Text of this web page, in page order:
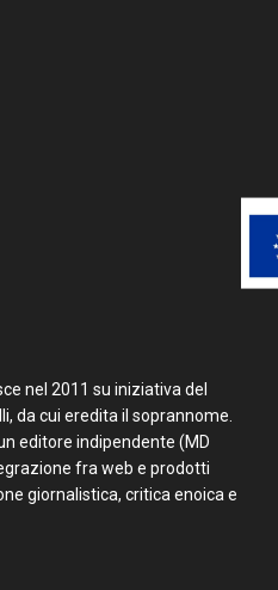
nel 2011 su iniziativa del
da cui eredita il soprannome.
editore indipendente (MD
fra web e prodotti
giornalistica, critica enoica e